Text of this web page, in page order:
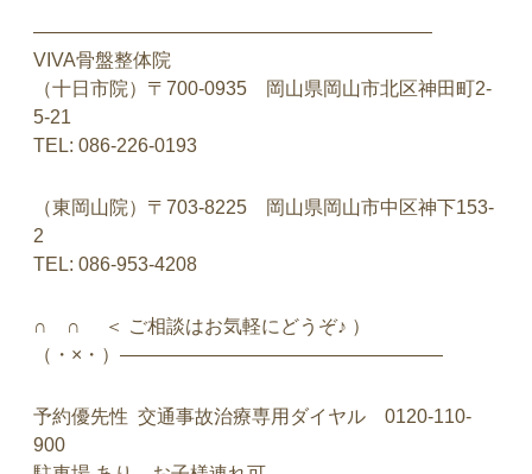
—————————————————————
VIVA骨盤整体院
（十日市院）〒700-0935 岡山県岡山市北区神田町2-
5-21
TEL: 086-226-0193
（東岡山院）〒703-8225 岡山県岡山市中区神下153-
2
TEL: 086-953-4208
∩ ∩ ＜ ご相談はお気軽にどうぞ♪ ）
（・×・）—————————————————
予約優先性 交通事故治療専用ダイヤル 0120-110-
900